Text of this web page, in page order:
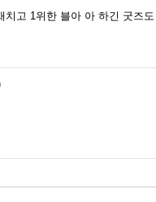
치고 1위한 블아 아 하긴 굿즈